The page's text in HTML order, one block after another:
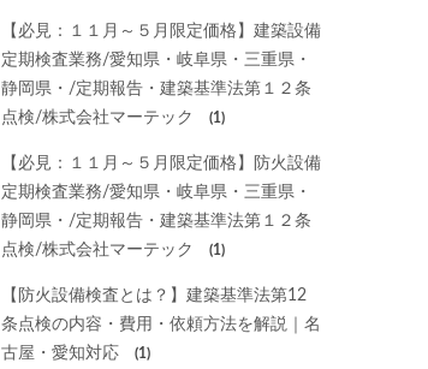
【必見：１１月～５月限定価格】建築設備
定期検査業務/愛知県・岐阜県・三重県・
静岡県・/定期報告・建築基準法第１２条
点検/株式会社マーテック
(1)
【必見：１１月～５月限定価格】防火設備
定期検査業務/愛知県・岐阜県・三重県・
静岡県・/定期報告・建築基準法第１２条
点検/株式会社マーテック
(1)
【防火設備検査とは？】建築基準法第12
条点検の内容・費用・依頼方法を解説｜名
古屋・愛知対応
(1)